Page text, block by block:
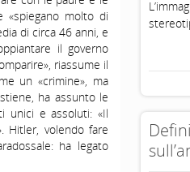
«spiegano molto di
di circa 46 anni, e
il governo
riassume il
un «crimine», ma
ha assunto le
unici e assoluti: «Il
Hitler, volendo fare
ha legato